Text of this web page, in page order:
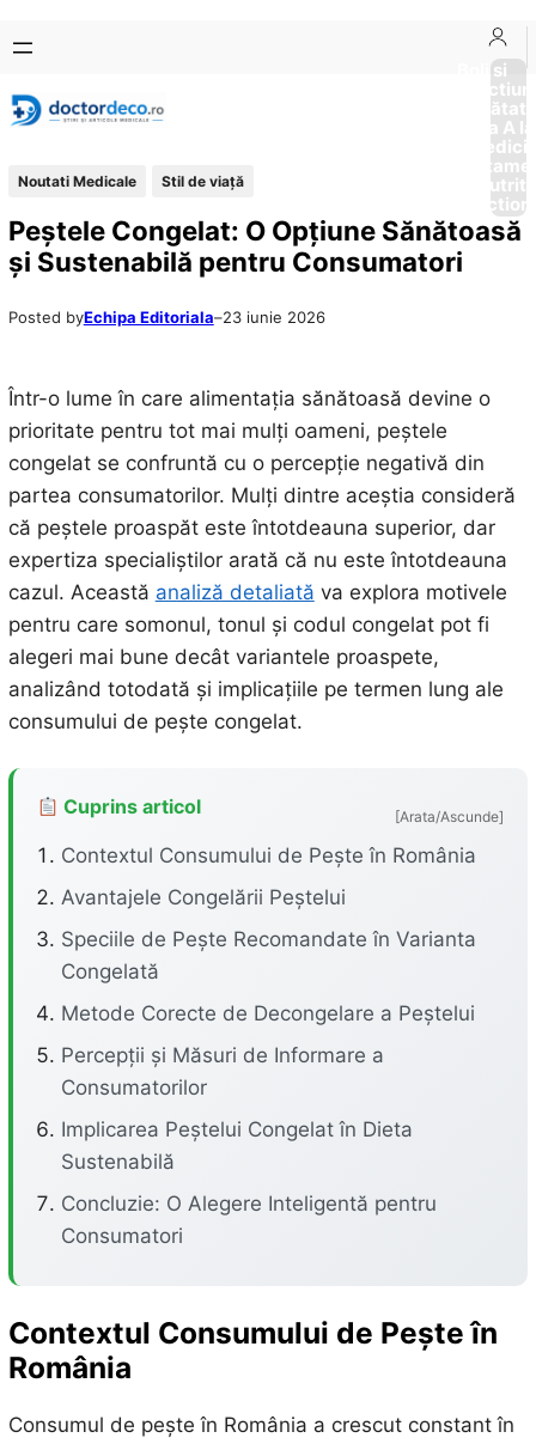
conținut
content
Boli si
Afectiuni
Sănătate
de la A
Noutati Medicale Stil de viaţă
Peștele Congelat: O Opțiune Sănătoasă
și Sustenabilă pentru Consumatori
Posted byEchipa Editoriala–23 iunie 2026
Într-o lume în care alimentația sănătoasă devine o
prioritate pentru tot mai mulți oameni, peștele
congelat se confruntă cu o percepție negativă din
partea consumatorilor. Mulți dintre aceștia consideră
că peștele proaspăt este întotdeauna superior, dar
expertiza specialiștilor arată că nu este întotdeauna
cazul. Această analiză detaliată va explora motivele
pentru care somonul, tonul și codul congelat pot fi
alegeri mai bune decât variantele proaspete,
analizând totodată și implicațiile pe termen lung ale
consumului de pește congelat.
Cuprins articol [Arata/Ascunde]
Contextul Consumului de Pește în România
Avantajele Congelării Peștelui
Speciile de Pește Recomandate în Varianta
Congelată
Metode Corecte de Decongelare a Peștelui
Percepții și Măsuri de Informare a
Consumatorilor
Implicarea Peștelui Congelat în Dieta
Sustenabilă
Concluzie: O Alegere Inteligentă pentru
Consumatori
Contextul Consumului de Pește în
România
Consumul de pește în România a crescut constant în